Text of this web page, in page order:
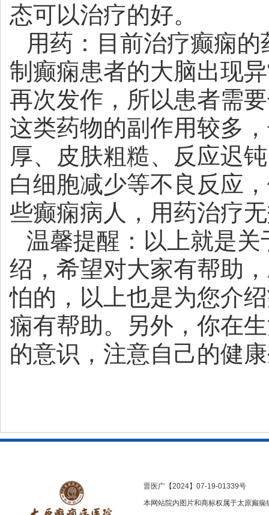
态可以治疗的好。
用药：目前治疗癫痫
制癫痫患者的大脑出现
再次发作，所以患者需
这类药物的副作用较多
厚、皮肤粗糙、反应迟
白细胞减少等不良反应
些癫痫病人，用药治疗
温馨提醒：以上就是
绍，希望对大家有帮助
怕的，以上也是为您介
痫有帮助。另外，你在
的意识，注意自己的健
晋医广【2024】07-19-01339号
本网站院内图片和商标权属于太原癫